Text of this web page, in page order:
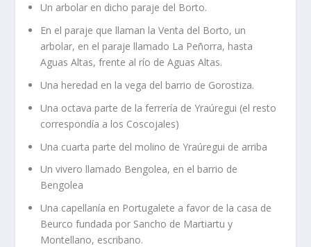
Un arbolar en dicho paraje del Borto.
En el paraje que llaman la Venta del Borto, un
arbolar, en el paraje llamado La Peñorra, hasta
Aguas Altas, frente al rí­o de Aguas Altas.
Una heredad en la vega del barrio de Gorostiza.
Una octava parte de la ferrerí­a de Yraúregui (el resto
correspondí­a a los Coscojales)
Una cuarta parte del molino de Yraúregui de arriba
Un vivero llamado Bengolea, en el barrio de
Bengolea
Una capellaní­a en Portugalete a favor de la casa de
Beurco fundada por Sancho de Martiartu y
Montellano, escribano.